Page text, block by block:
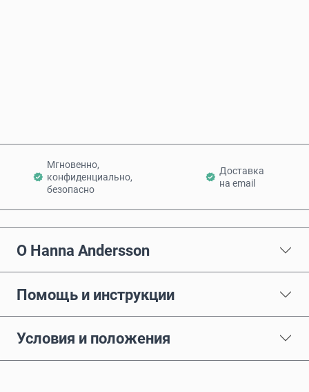
Мгновенно,
конфиденциально,
безопасно
Доставка
на email
О Hanna Andersson
Помощь и инструкции
Условия и положения